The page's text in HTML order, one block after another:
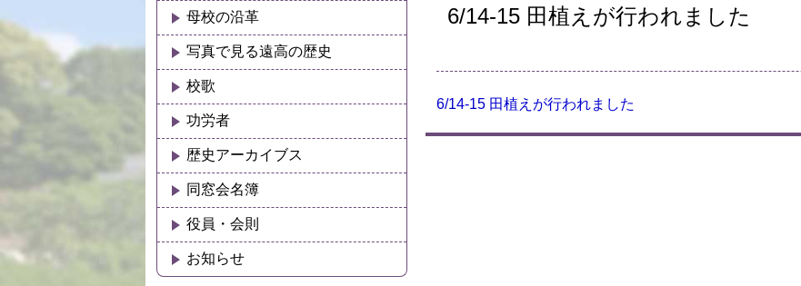
6/14-15 田植えが行われました
6/14-15 田植えが行われました
母校の沿革
写真で見る遠高の歴史
校歌
功労者
歴史アーカイブス
同窓会名簿
役員・会則
お知らせ